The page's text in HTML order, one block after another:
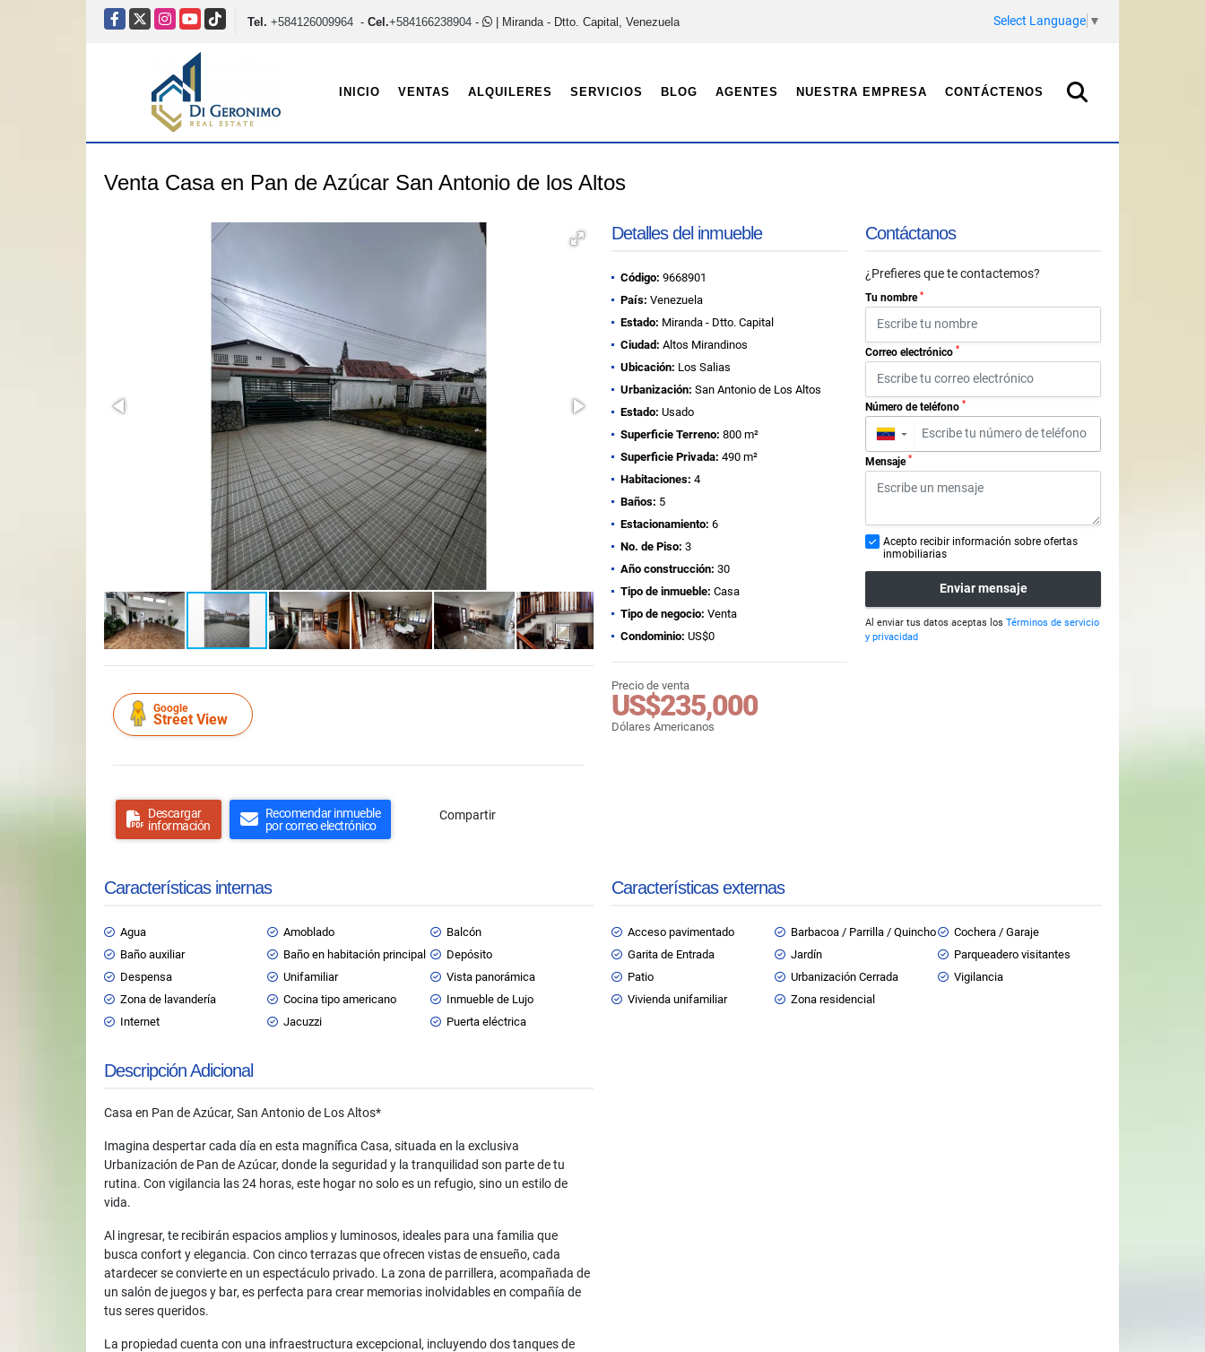
Facebook
X Instagram
YouTubeTikTok Tel. +584126009964 - Cel.+584166238904 - | Miranda - Dtto. Capital, Venezuela Select Language ▼
INICIO VENTAS ALQUILERES SERVICIOS BLOG AGENTES NUESTRA EMPRESA CONTÁCTENOS
Venta Casa en Pan de Azúcar San Antonio de los Altos
Google
Street View
Descargar
información
Recomendar inmueble
por correo electrónico
Compartir
Detalles del inmueble
Código: 9668901
País: Venezuela
Estado: Miranda - Dtto. Capital
Ciudad: Altos Mirandinos
Ubicación: Los Salias
Urbanización: San Antonio de Los Altos
Estado: Usado
Superficie Terreno: 800 m²
Superficie Privada: 490 m²
Habitaciones: 4
Baños: 5
Estacionamiento: 6
No. de Piso: 3
Año construcción: 30
Tipo de inmueble: Casa
Tipo de negocio: Venta
Condominio: US$0
Precio de venta
US$235,000
Dólares Americanos
Contáctanos
¿Prefieres que te contactemos?
Tu nombre *
Correo electrónico *
Número de teléfono *
▼
Mensaje *
Acepto recibir información sobre ofertas
inmobiliarias
Enviar mensaje
Al enviar tus datos aceptas los Términos de servicio
y privacidad
Características internas
Agua Amoblado
Balcón
Baño auxiliar
Baño en habitación principal
Depósito
Despensa
Unifamiliar
Vista panorámica
Zona de lavandería
Cocina tipo americano
Inmueble de Lujo
Internet
Jacuzzi Puerta eléctrica
Características externas
Acceso pavimentado Barbacoa / Parrilla / Quincho
Cochera / Garaje
Garita de Entrada
Jardín
Parqueadero visitantes
Patio
Urbanización Cerrada
Vigilancia
Vivienda unifamiliar
Zona residencial
Descripción Adicional
Casa en Pan de Azúcar, San Antonio de Los Altos*
Imagina despertar cada día en esta magnífica Casa, situada en la exclusiva
Urbanización de Pan de Azúcar, donde la seguridad y la tranquilidad son parte de tu
rutina. Con vigilancia las 24 horas, este hogar no solo es un refugio, sino un estilo de
vida.
Al ingresar, te recibirán espacios amplios y luminosos, ideales para una familia que
busca confort y elegancia. Con cinco terrazas que ofrecen vistas de ensueño, cada
atardecer se convierte en un espectáculo privado. La zona de parrillera, acompañada de
un salón de juegos y bar, es perfecta para crear memorias inolvidables en compañía de
tus seres queridos.
La propiedad cuenta con una infraestructura excepcional, incluyendo dos tanques de